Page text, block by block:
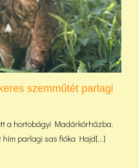
szemműtét parlagi
a hortobágyi Madárkórházba.
hím parlagi sas fióka Hajd[...]